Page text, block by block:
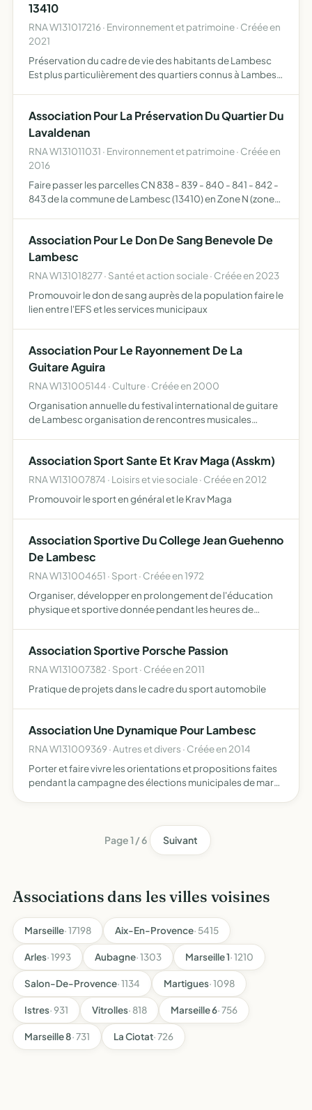
13410
RNA W131017216 · Environnement et patrimoine · Créée en
2021
Préservation du cadre de vie des habitants de Lambesc
Est plus particulièrement des quartiers connus à Lambesc
prése…
Association Pour La Préservation Du Quartier Du
Lavaldenan
RNA W131011031 · Environnement et patrimoine · Créée en
2016
Faire passer les parcelles CN 838 - 839 - 840 - 841 - 842 -
843 de la commune de Lambesc (13410) en Zone N (zone
Association Pour Le Don De Sang Benevole De
Lambesc
RNA W131018277 · Santé et action sociale · Créée en 2023
Promouvoir le don de sang auprès de la population faire le
lien entre l'EFS et les services municipaux
Association Pour Le Rayonnement De La
Guitare Aguira
RNA W131005144 · Culture · Créée en 2000
Organisation annuelle du festival international de guitare
de Lambesc organisation de rencontres musicales
professionnels) de…
Association Sport Sante Et Krav Maga (Asskm)
RNA W131007874 · Loisirs et vie sociale · Créée en 2012
Promouvoir le sport en général et le Krav Maga
Association Sportive Du College Jean Guehenno
De Lambesc
RNA W131004651 · Sport · Créée en 1972
Organiser, développer en prolongement de l'éducation
physique et sportive donnée pendant les heures de
Association Sportive Porsche Passion
RNA W131007382 · Sport · Créée en 2011
Pratique de projets dans le cadre du sport automobile
Association Une Dynamique Pour Lambesc
RNA W131009369 · Autres et divers · Créée en 2014
Porter et faire vivre les orientations et propositions faites
pendant la campagne des élections municipales de mars
Page 1 / 6 Suivant
Associations dans les villes voisines
Marseille· 17198 Aix-En-Provence· 5415
Arles· 1993 Aubagne· 1303 Marseille 1· 1210
Salon-De-Provence· 1134 Martigues· 1098
Istres· 931 Vitrolles· 818 Marseille 6· 756
Marseille 8· 731 La Ciotat· 726